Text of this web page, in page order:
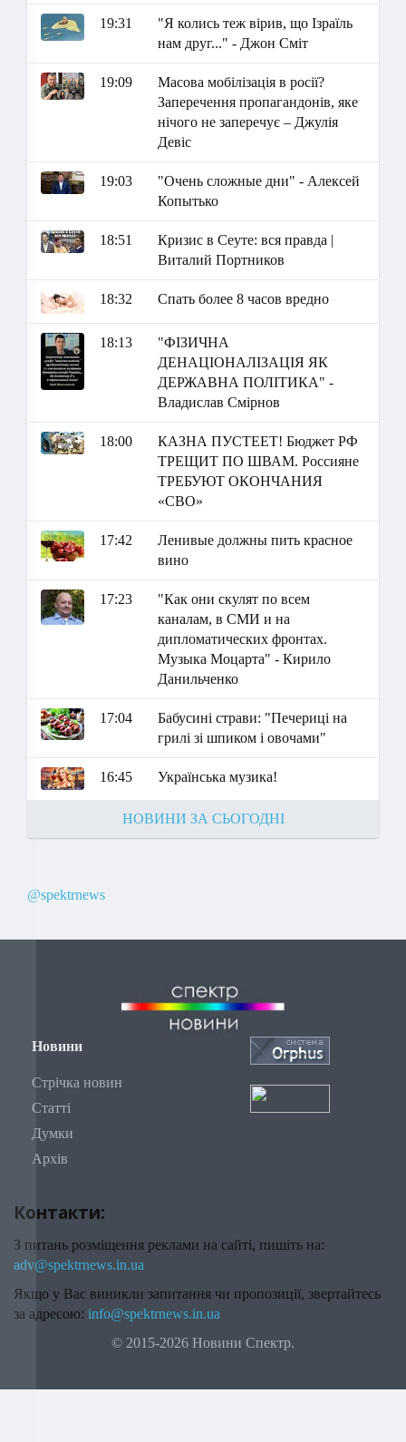
19:31
"Я колись теж вірив, що Ізраїль
нам друг..." - Джон Сміт
19:09
Масова мобілізація в росії?
Заперечення пропагандонів, яке
нічого не заперечує – Джулія
Девіс
19:03
"Очень сложные дни" - Алексей
Копытько
18:51
Кризис в Сеуте: вся правда |
Виталий Портников
18:32 Спать более 8 часов вредно
18:13
"ФІЗИЧНА
ДЕНАЦІОНАЛІЗАЦІЯ ЯК
ДЕРЖАВНА ПОЛІТИКА" -
Владислав Смірнов
18:00
КАЗНА ПУСТЕЕТ! Бюджет РФ
ТРЕЩИТ ПО ШВАМ. Россияне
ТРЕБУЮТ ОКОНЧАНИЯ
«СВО»
17:42
Ленивые должны пить красное
вино
17:23
"Как они скулят по всем
каналам, в СМИ и на
дипломатических фронтах.
Музыка Моцарта" - Кирило
Данильченко
17:04
Бабусині страви: "Печериці на
грилі зі шпиком і овочами"
16:45 Українська музика!
НОВИНИ ЗА СЬОГОДНІ
@spektrnews
Новини
Стрічка новин
Статті
Думки
Архів
Контакти:
З питань розміщення реклами на сайті, пишіть на:
adv@spektrnews.in.ua
Якщо у Вас виникли запитання чи пропозиції, звертайтесь
за адресою: info@spektrnews.in.ua
© 2015-2026 Новини Спектр.